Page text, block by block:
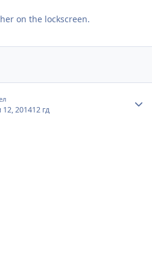
on the lockscreen.
201412 гд